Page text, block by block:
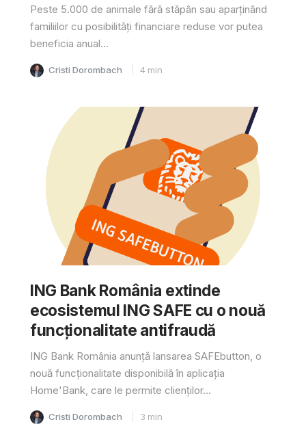
Peste 5.000 de animale fără stăpân sau aparținând
familiilor cu posibilități financiare reduse vor putea
beneficia anual...
Cristi Dorombach 4 min
ING Bank România extinde
ecosistemul ING SAFE cu o nouă
funcționalitate antifraudă
ING Bank România anunță lansarea SAFEbutton, o
nouă funcționalitate disponibilă în aplicația
Home'Bank, care le permite clienților...
Cristi Dorombach 3 min